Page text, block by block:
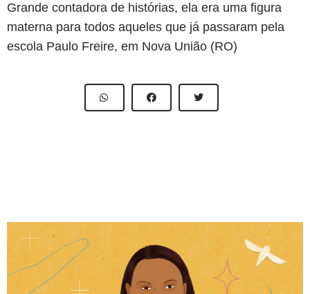
Grande contadora de histórias, ela era uma figura
materna para todos aqueles que já passaram pela
escola Paulo Freire, em Nova União (RO)